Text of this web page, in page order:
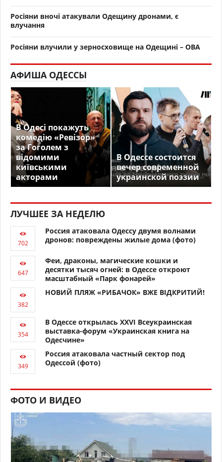
Росіяни вночі атакували Одещину дронами, є
влучання
Росіяни влучили у зерносховище на Одещині – ОВА
АФИША ОДЕССЫ
В Одесі покажуть
комедію «Ревізор»
за Гоголем з
відомими
київськими
акторами
В Одессе состоится
вечер современной
украинской поэзии
ЛУЧШЕЕ ЗА НЕДЕЛЮ
Россия атаковала Одессу двумя волнами
дронов: повреждены жилые дома (фото)
Феи, драконы, магические кошки и
десятки тысяч огней: в Одессе откроют
масштабный «Парк фонарей»
НОВИЙ ПЛЯЖ «РИБАЧОК» ВЖЕ ВІДКРИТИЙ!
В Одессе открылась XXVI Всеукраинская
выставка-форум «Украинская книга на
Одесчине»
Россия атаковала частный сектор под
Одессой (фото)
ФОТО И ВИДЕО